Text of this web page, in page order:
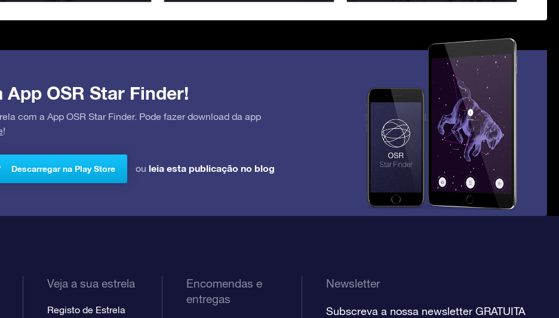
OSR Star Finder!
com a App OSR Star Finder. Pode fazer download da app
!
Descarregar na Play Store ou leia esta publicação no blog
Veja a sua estrela
Registo de Estrela
Encomendas e
entregas
Newsletter
Subscreva a nossa newsletter GRATUITA